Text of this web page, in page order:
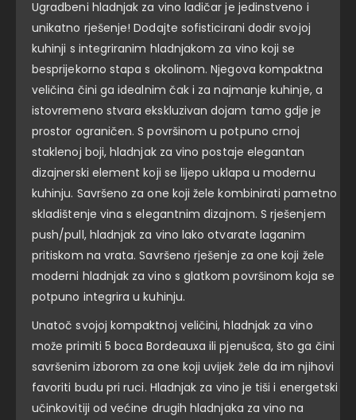
Ugradbeni hladnjak za vino ladičar je jedinstveno i
unikatno rješenje! Dodajte sofisticirani dodir svojoj
kuhinji s integriranim hladnjakom za vino koji se
besprijekorno stapa s okolinom. Njegova kompaktna
veličina čini ga idealnim čak i za najmanje kuhinje, a
istovremeno stvara ekskluzivan dojam tamo gdje je
prostor ograničen. S površinom u potpuno crnoj
staklenoj boji, hladnjak za vino postaje elegantan
dizajnerski element koji se lijepo uklapa u modernu
kuhinju. Savršeno za one koji žele kombinirati pametno
skladištenje vina s elegantnim dizajnom. S rješenjem
push/pull, hladnjak za vino lako otvarate laganim
pritiskom na vrata. Savršeno rješenje za one koji žele
moderni hladnjak za vino s glatkom površinom koja se
potpuno integrira u kuhinju.
Unatoč svojoj kompaktnoj veličini, hladnjak za vino
može primiti 5 boca Bordeauxa ili pjenušca, što ga čini
savršenim izborom za one koji uvijek žele da im njihovi
favoriti budu pri ruci. Hladnjak za vino je tiši i energetski
učinkovitiji od većine drugih hladnjaka za vino na